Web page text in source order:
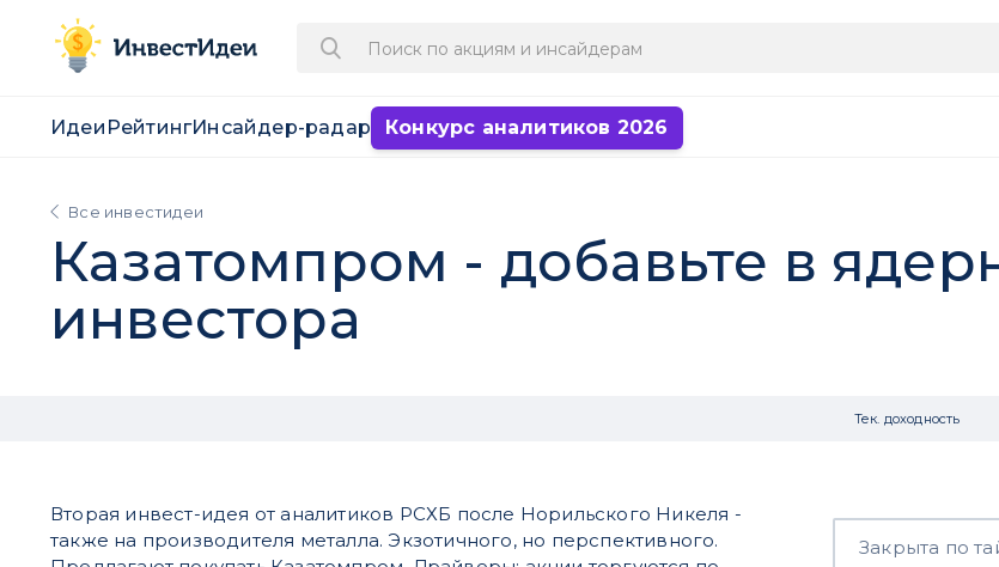
Идеи РейтингИнсайдер-радар Конкурс аналитиков 2026
Все инвестидеи
Казатомпром - добавьте в
инвестора
Тек. доходность
Вторая инвест-идея от аналитиков РСХБ после Норильского Никеля -
также на производителя металла. Экзотичного, но перспективного.
Закрыта по